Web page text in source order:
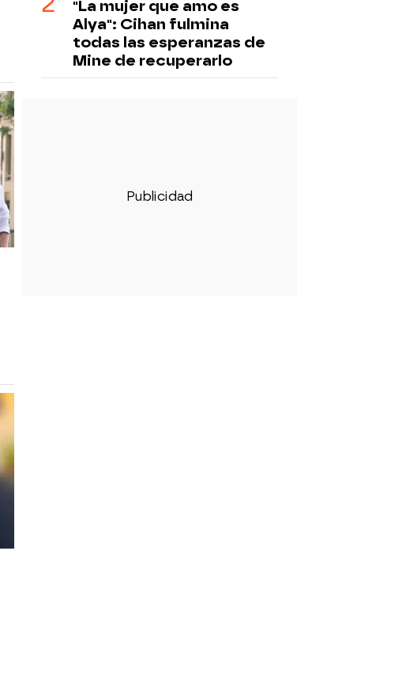
"La mujer que amo es
Alya": Cihan fulmina
todas las esperanzas de
Mine de recuperarlo